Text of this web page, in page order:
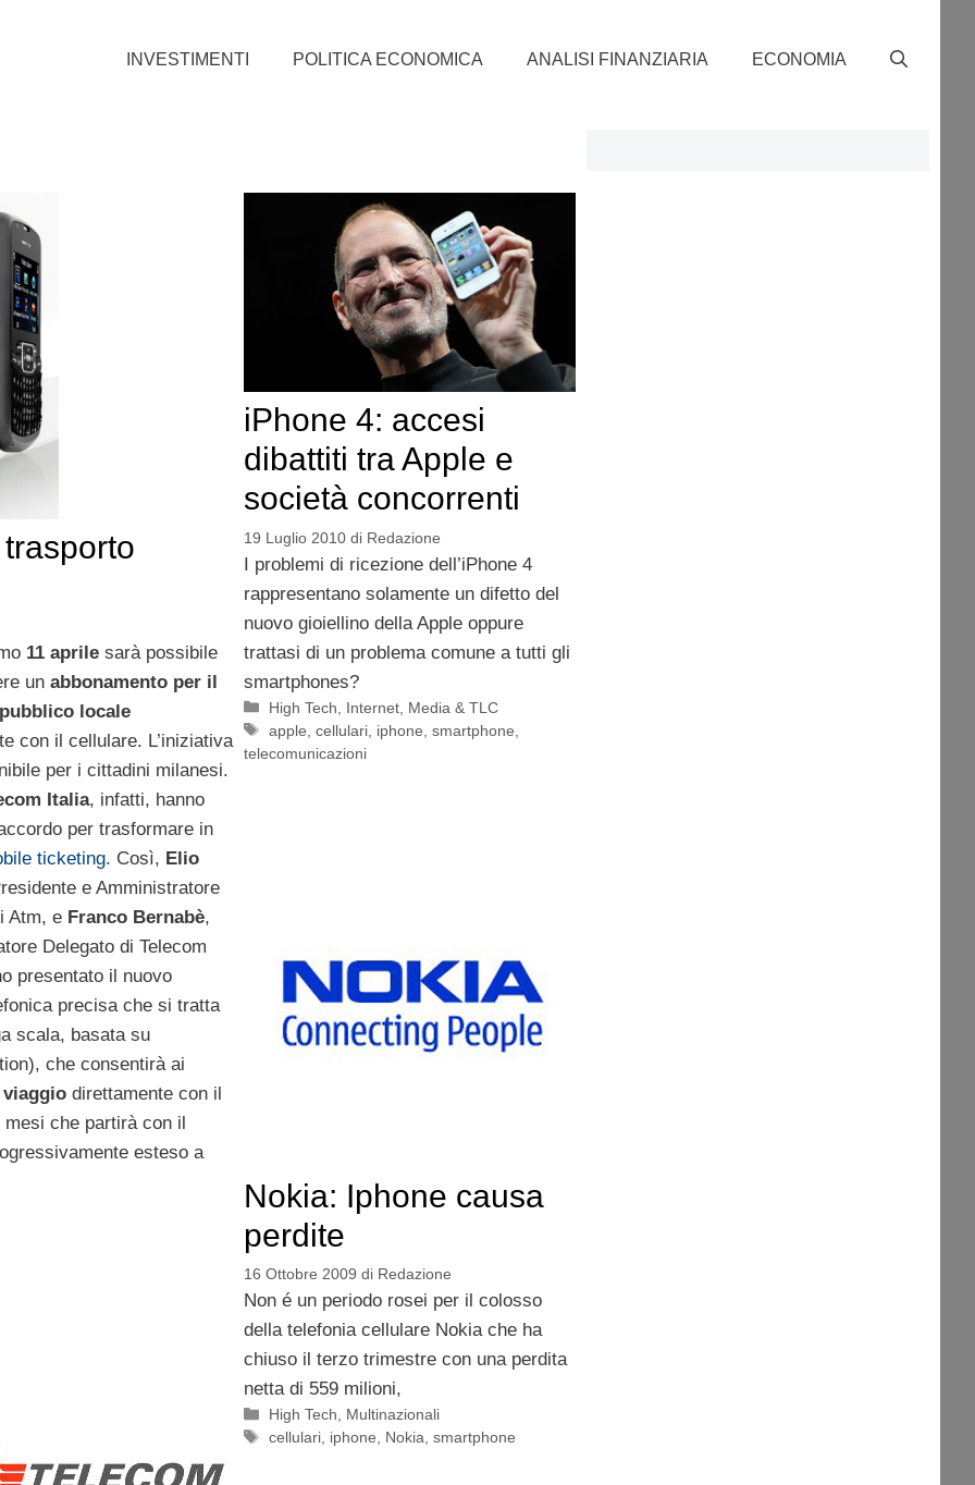
INVESTIMENTI POLITICA ECONOMICA ANALISI FINANZIARIA ECONOMIA
11 aprilesarà possibile
un abbonamento per il
locale
con il cellulare. L’iniziativa
per i cittadini milanesi.
Italia, infatti, hanno
per trasformare in
ticketing. Così, Elio
e Amministratore
Atm, e Franco Bernabè,
Delegato di Telecom
presentato il nuovo
precisa che si tratta
scala, basata su
che consentirà ai
direttamente con il
che partirà con il
esteso a
iPhone 4: accesi
dibattiti tra Apple e
società concorrenti
19 Luglio 2010 di Redazione
I problemi di ricezione dell’iPhone 4
rappresentano solamente un difetto del
nuovo gioiellino della Apple oppure
trattasi di un problema comune a tutti gli
smartphones?
Categorie
High Tech Internet Media & TLC
Tag
apple ,cellulari iphone ,smartphone
telecomunicazioni
Nokia: Iphone causa
perdite
16 Ottobre 2009 di Redazione
Non é un periodo rosei per il colosso
della telefonia cellulare Nokia che ha
chiuso il terzo trimestre con una perdita
netta di 559 milioni,
Categorie
High Tech
Multinazionali
Tag
cellulari iphone Nokia ,smartphone